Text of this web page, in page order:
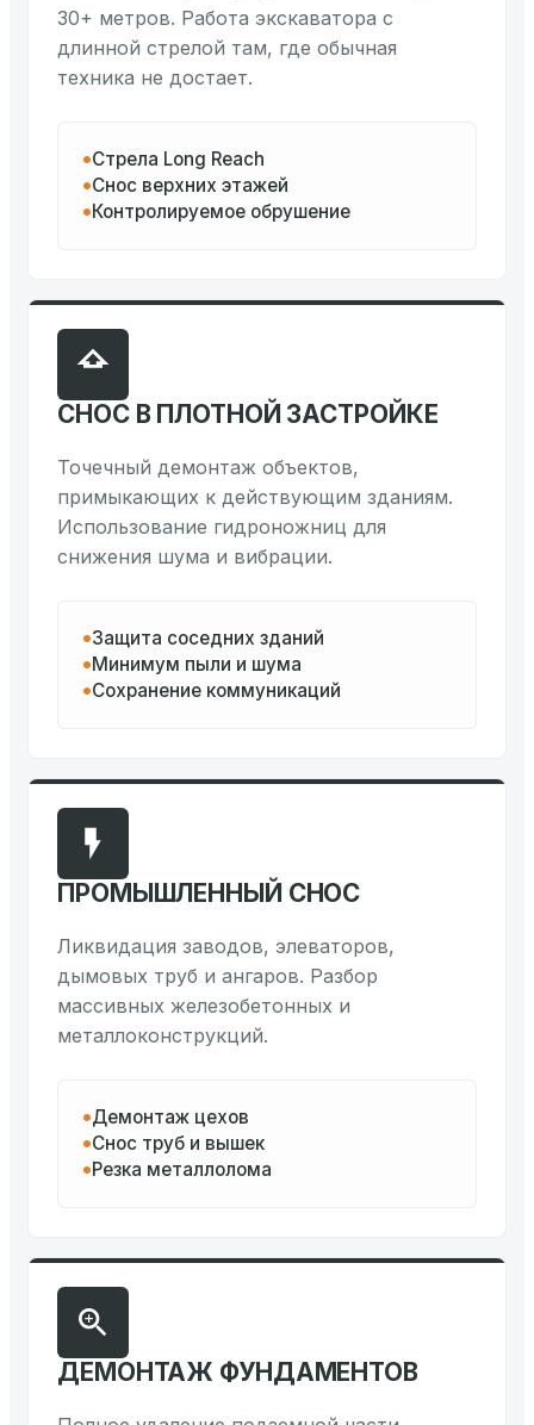
30+ метров. Работа экскаватора с
длинной стрелой там, где обычная
техника не достает.
Стрела Long Reach
Снос верхних этажей
Контролируемое обрушение
СНОС В ПЛОТНОЙ ЗАСТРОЙКЕ
Точечный демонтаж объектов,
примыкающих к действующим зданиям.
Использование гидроножниц для
снижения шума и вибрации.
Защита соседних зданий
Минимум пыли и шума
Сохранение коммуникаций
ПРОМЫШЛЕННЫЙ СНОС
Ликвидация заводов, элеваторов,
дымовых труб и ангаров. Разбор
массивных железобетонных и
металлоконструкций.
Демонтаж цехов
Снос труб и вышек
Резка металлолома
ДЕМОНТАЖ ФУНДАМЕНТОВ